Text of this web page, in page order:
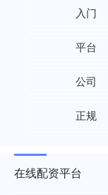
入门
平台
公司
正规
在线配资平台